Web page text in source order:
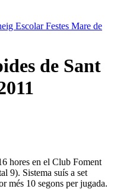
Escolar Festes Mare de
de Sant
hores en el Club Foment
9). Sistema suís a set
més 10 segons per jugada.